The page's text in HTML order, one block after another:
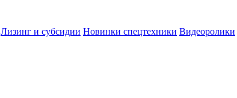
Лизинг и субсидии Новинки спецтехники Видеоролики